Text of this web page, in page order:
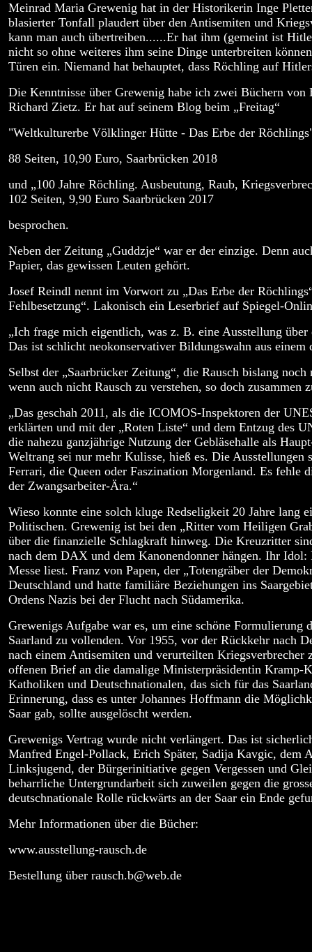
Meinrad Maria Grewenig hat in der Historikerin Inge
blasierter Tonfall plaudert über den Antisemiten und
kann man auch übertreiben......Er hat ihm (gemeint ist
nicht so ohne weiteres ihm seine Dinge unterbreiten
Türen ein. Niemand hat behauptet, dass Röchling auf
Die Kenntnisse über Grewenig habe ich zwei Büchern
Richard Zietz. Er hat auf seinem Blog beim „Freitag“
"Weltkulturerbe Völklinger Hütte - Das Erbe der
88 Seiten, 10,90 Euro, Saarbrücken 2018
und „100 Jahre Röchling. Ausbeutung, Raub,
102 Seiten, 9,90 Euro Saarbrücken 2017
besprochen.
Neben der Zeitung „Guddzje“ war er der einzige. Denn
Papier, das gewissen Leuten gehört.
Josef Reindl nennt im Vorwort zu „Das Erbe der
Fehlbesetzung“. Lakonisch ein Leserbrief auf Spiegel-
„Ich frage mich eigentlich, was z. B. eine Ausstellung
Das ist schlicht neokonservativer Bildungswahn aus
Selbst der „Saarbrücker Zeitung“, die Rausch bislang
wenn auch nicht Rausch zu verstehen, so doch zusammen
„Das geschah 2011, als die ICOMOS-Inspektoren der
erklärten und mit der „Roten Liste“ und dem Entzug des
die nahezu ganzjährige Nutzung der Gebläsehalle als
Weltrang sei nur mehr Kulisse, hieß es. Die
Ferrari, die Queen oder Faszination Morgenland. Es fehle
der Zwangsarbeiter-Ära.“
Wieso konnte eine solch kluge Redseligkeit 20 Jahre lang
Politischen. Grewenig ist bei den „Ritter vom Heiligen
über die finanzielle Schlagkraft hinweg. Die Kreuzritter
nach dem DAX und dem Kanonendonner hängen. Ihr
Messe liest. Franz von Papen, der „Totengräber der
Deutschland und hatte familiäre Beziehungen ins
Ordens Nazis bei der Flucht nach Südamerika.
Grewenigs Aufgabe war es, um eine schöne Formulierung
Saarland zu vollenden. Vor 1955, vor der Rückkehr nach
nach einem Antisemiten und verurteilten
offenen Brief an die damalige Ministerpräsidentin Kramp-
Katholiken und Deutschnationalen, das sich für das
Erinnerung, dass es unter Johannes Hoffmann die
Saar gab, sollte ausgelöscht werden.
Grewenigs Vertrag wurde nicht verlängert. Das ist
Manfred Engel-Pollack, Erich Später, Sadija Kavgic, dem
Linksjugend, der Bürgerinitiative gegen Vergessen und
beharrliche Untergrundarbeit sich zuweilen gegen die
deutschnationale Rolle rückwärts an der Saar ein Ende
Mehr Informationen über die Bücher:
www.ausstellung-rausch.de
Bestellung über rausch.b@web.de